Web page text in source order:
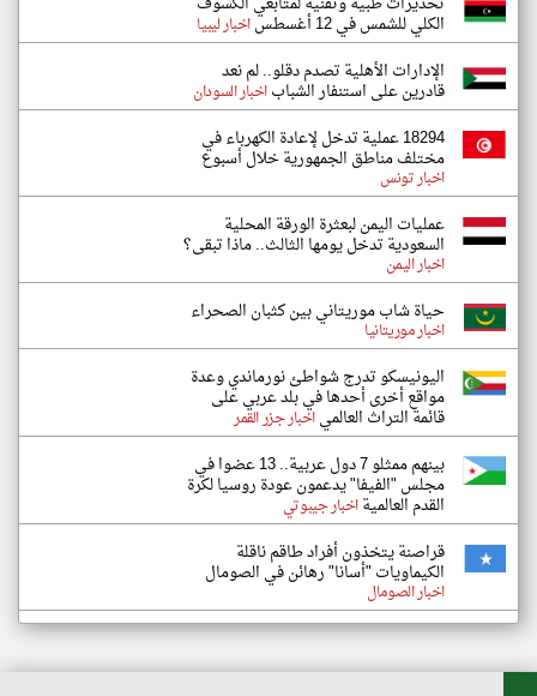
الكلي للشمس في 12 أغسطس اخبار ليبيا
الإدارات الأهلية تصدم دقلو.. لم نعد
قادرين على استنفار الشباباخبار السودان
18294 عملية تدخل لإعادة الكهرباء في
مختلف مناطق الجمهورية خلال أسبوع
اخبار تونس
عمليات اليمن لبعثرة الورقة المحلية
السعودية تدخل يومها الثالث.. ماذا تبقى؟
اخبار اليمن
حياة شاب موريتاني بين كثبان الصحراء
اخبار موريتانيا
اليونيسكو تدرج شواطئ نورماندي وعدة
مواقع أخرى أحدها في بلد عربي على
قائمة التراث العالمياخبار جزر القمر
بينهم ممثلو 7 دول عربية.. 13 عضوا في
مجلس "الفيفا" يدعمون عودة روسيا لكرة
القدم العالميةاخبار جيبوتي
قراصنة يتخذون أفراد طاقم ناقلة
الكيماويات "أسانا" رهائن في الصومال
اخبار الصومال